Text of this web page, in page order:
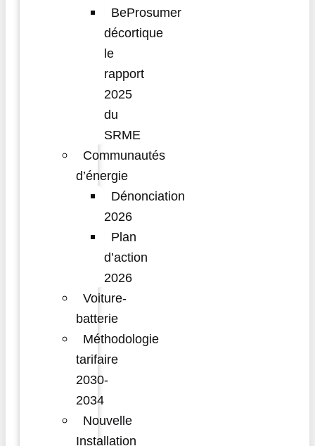
BeProsumer
décortique
le
rapport
2025
du
SRME
Communautés
d’énergie
Dénonciation
2026
Plan
d’action
2026
Voiture-
batterie
Méthodologie
tarifaire
2030-
2034
Nouvelle
Installation